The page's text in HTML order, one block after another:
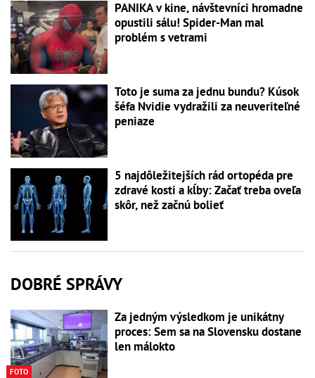
PANIKA v kine, návštevníci hromadne
opustili sálu! Spider-Man mal
problém s vetrami
Toto je suma za jednu bundu? Kúsok
šéfa Nvidie vydražili za neuveriteľné
peniaze
5 najdôležitejších rád ortopéda pre
zdravé kosti a kĺby: Začať treba oveľa
skôr, než začnú bolieť
DOBRÉ SPRÁVY
FOTO
Za jedným výsledkom je unikátny
proces: Sem sa na Slovensku dostane
len málokto